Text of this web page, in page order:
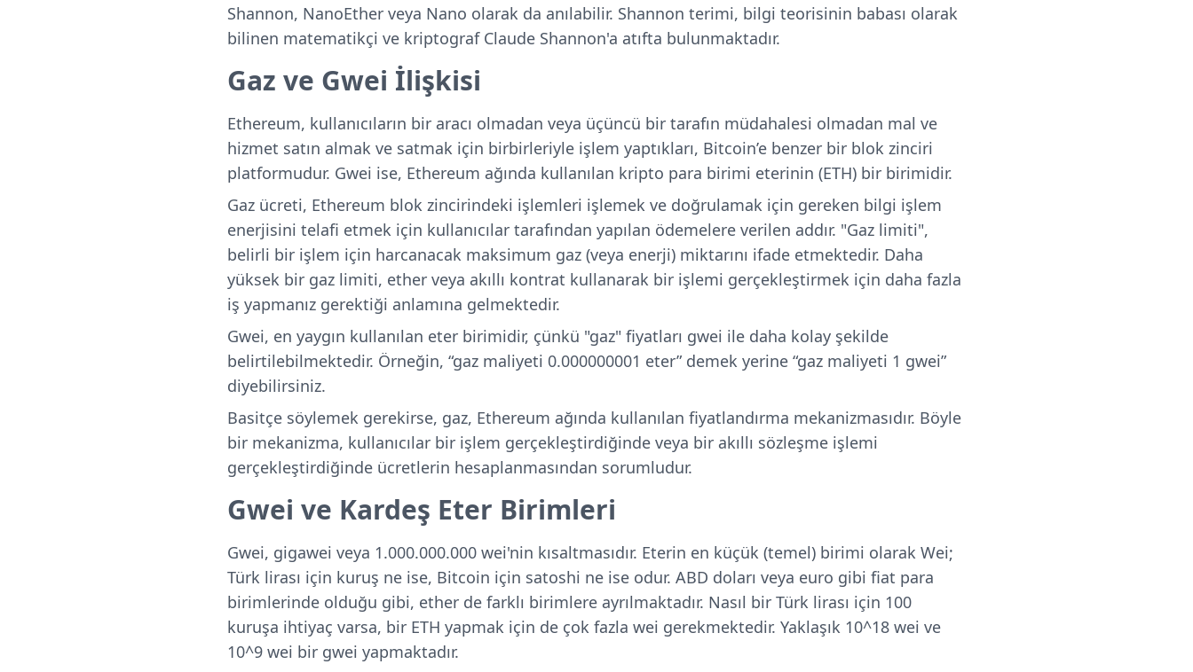
Shannon, NanoEther veya Nano olarak da anılabilir. Shannon terimi, bilgi teorisinin babası olarak
bilinen matematikçi ve kriptograf Claude Shannon'a atıfta bulunmaktadır.
Gaz ve Gwei İlişkisi
Ethereum, kullanıcıların bir aracı olmadan veya üçüncü bir tarafın müdahalesi olmadan mal ve
hizmet satın almak ve satmak için birbirleriyle işlem yaptıkları, Bitcoin’e benzer bir blok zinciri
platformudur. Gwei ise, Ethereum ağında kullanılan kripto para birimi eterinin (ETH) bir birimidir.
Gaz ücreti, Ethereum blok zincirindeki işlemleri işlemek ve doğrulamak için gereken bilgi işlem
enerjisini telafi etmek için kullanıcılar tarafından yapılan ödemelere verilen addır. "Gaz limiti",
belirli bir işlem için harcanacak maksimum gaz (veya enerji) miktarını ifade etmektedir. Daha
yüksek bir gaz limiti, ether veya akıllı kontrat kullanarak bir işlemi gerçekleştirmek için daha fazla
iş yapmanız gerektiği anlamına gelmektedir.
Gwei, en yaygın kullanılan eter birimidir, çünkü "gaz" fiyatları gwei ile daha kolay şekilde
belirtilebilmektedir. Örneğin, “gaz maliyeti 0.000000001 eter” demek yerine “gaz maliyeti 1 gwei”
diyebilirsiniz.
Basitçe söylemek gerekirse, gaz, Ethereum ağında kullanılan fiyatlandırma mekanizmasıdır. Böyle
bir mekanizma, kullanıcılar bir işlem gerçekleştirdiğinde veya bir akıllı sözleşme işlemi
gerçekleştirdiğinde ücretlerin hesaplanmasından sorumludur.
Gwei ve Kardeş Eter Birimleri
Gwei, gigawei veya 1.000.000.000 wei'nin kısaltmasıdır. Eterin en küçük (temel) birimi olarak Wei;
Türk lirası için kuruş ne ise, Bitcoin için satoshi ne ise odur. ABD doları veya euro gibi fiat para
birimlerinde olduğu gibi, ether de farklı birimlere ayrılmaktadır. Nasıl bir Türk lirası için 100
kuruşa ihtiyaç varsa, bir ETH yapmak için de çok fazla wei gerekmektedir. Yaklaşık 10^18 wei ve
10^9 wei bir gwei yapmaktadır.